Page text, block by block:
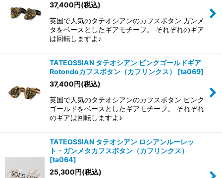
37,400円(税込)
英国で人気のタテオシアンのカフスボタン ガンメ
タをベースとしたギアモチーフ。 それぞれのギア
は回転しますよ♪
TATEOSSIAN タテオシアン ピンクゴールドギア
Rotondoカフスボタン（カフリンクス）
[ta069]
37,400円(税込)
英国で人気のタテオシアンのカフスボタン ピンク
ゴールドをベースとしたギアモチーフ。 それぞれ
のギアは回転しますよ♪
TATEOSSIAN タテオシアン ロシアンルーレッ
ト・ガンメタカフスボタン（カフリンクス）
[ta064]
25,300円(税込)